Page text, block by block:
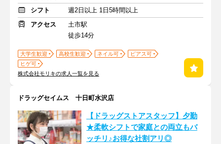
シフト
週2日以上 1日5時間以上
アクセス
土市駅
徒歩14分
大学生歓迎 高校生歓迎 ネイル可
ピアス可
ヒゲ可
株式会社モリキの求人一覧を見る
ドラッグセイムス 十日町水沢店
【ドラッグストアスタッフ】夕勤
★柔軟シフトで家庭との両立もバ
ッチリ♪お得な社割アリ◎